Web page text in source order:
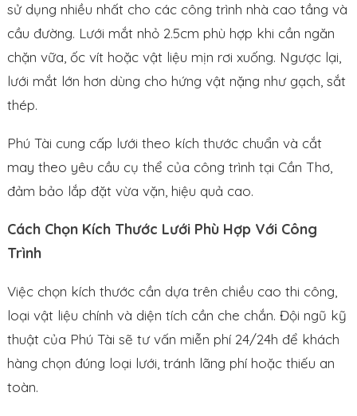
sử dụng nhiều nhất cho các công trình nhà cao tầng và
cầu đường. Lưới mắt nhỏ 2.5cm phù hợp khi cần ngăn
chặn vữa, ốc vít hoặc vật liệu mịn rơi xuống. Ngược lại,
lưới mắt lớn hơn dùng cho hứng vật nặng như gạch, sắt
thép.
Phú Tài cung cấp lưới theo kích thước chuẩn và cắt
may theo yêu cầu cụ thể của công trình tại Cần Thơ,
đảm bảo lắp đặt vừa vặn, hiệu quả cao.
Cách Chọn Kích Thước Lưới Phù Hợp Với Công
Trình
Việc chọn kích thước cần dựa trên chiều cao thi công,
loại vật liệu chính và diện tích cần che chắn. Đội ngũ kỹ
thuật của Phú Tài sẽ tư vấn miễn phí 24/24h để khách
hàng chọn đúng loại lưới, tránh lãng phí hoặc thiếu an
toàn.